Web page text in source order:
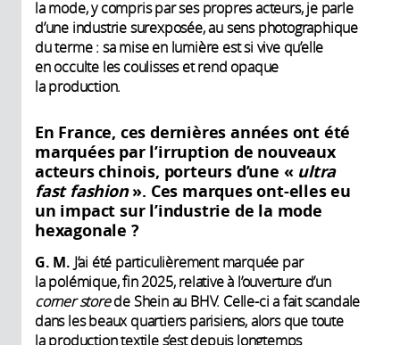
la mode, y compris par ses propres acteurs, je parle
d’une industrie surexposée, au sens photographique
du terme : sa mise en lumière est si vive qu’elle
en occulte les coulisses et rend opaque
la production.
En France, ces dernières années ont été
marquées par l’irruption de nouveaux
acteurs chinois, porteurs d’une « ultra
fast fashion». Ces marques ont-elles eu
un impact sur l’industrie de la mode
hexagonale ?
G. M. J’ai été particulièrement marquée par
la polémique, fin 2025, relative à l’ouverture d’un
corner storede Shein au BHV. Celle-ci a fait scandale
dans les beaux quartiers parisiens, alors que toute
la production textile s’est depuis longtemps